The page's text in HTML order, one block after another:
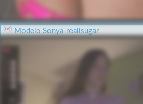
Modelo Sonya-reallsugar